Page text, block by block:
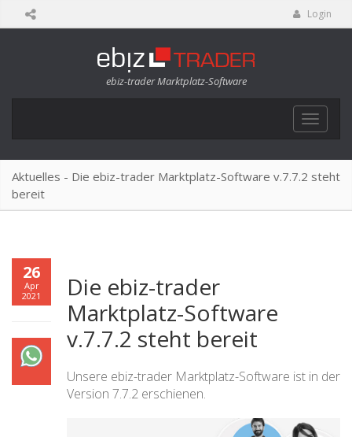
Login
ebiz-trader Marktplatz-Software
Toggle
Aktuelles - Die ebiz-trader Marktplatz-Software v.7.7.2 steht
bereit
26
Apr
2021
Die ebiz-trader
Marktplatz-Software
v.7.7.2 steht bereit
Unsere ebiz-trader Marktplatz-Software ist in der
Version 7.7.2 erschienen.